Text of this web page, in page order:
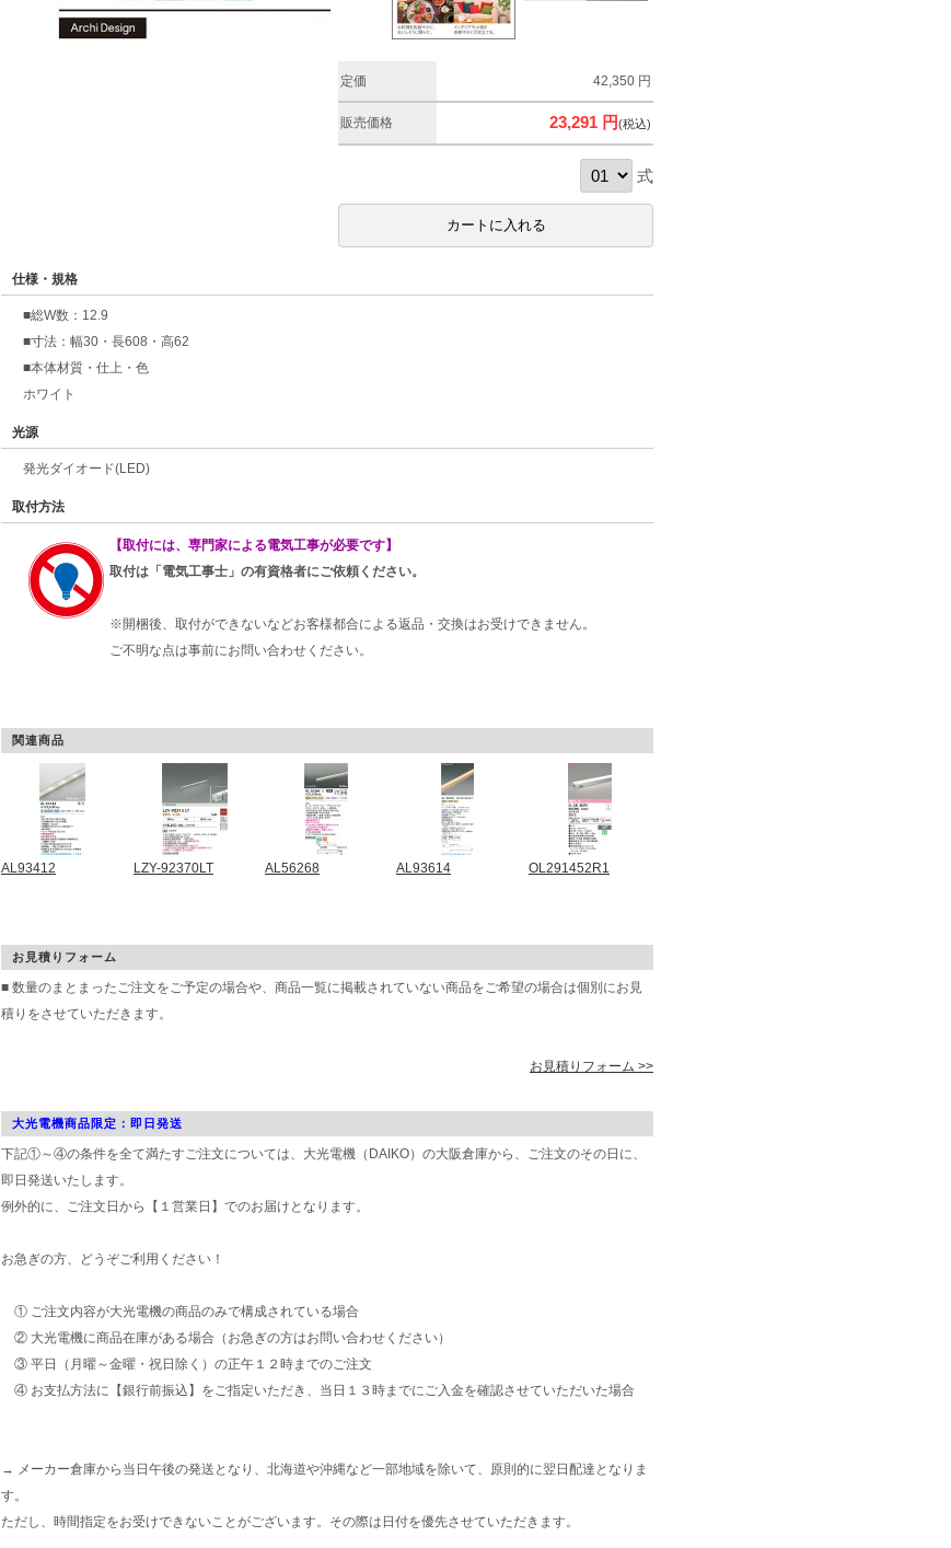
定価 42,350 円
販売価格 23,291 円(税込)
式
仕様・規格
■総W数：12.9
■寸法：幅30・長608・高62
■本体材質・仕上・色
ホワイト
光源
発光ダイオード(LED)
取付方法
【取付には、専門家による電気工事が必要です】
取付は「電気工事士」の有資格者にご依頼ください。
※開梱後、取付ができないなどお客様都合による返品・交換はお受けできません。
ご不明な点は事前にお問い合わせください。
関連商品
AL93412 LZY-92370LT AL56268 AL93614 OL291452R1
お見積りフォーム
■ 数量のまとまったご注文をご予定の場合や、商品一覧に掲載されていない商品をご希望の場合は個別にお見
積りをさせていただきます。
お見積りフォーム >>
大光電機商品限定：即日発送
下記①～④の条件を全て満たすご注文については、大光電機（DAIKO）の大阪倉庫から、ご注文のその日に、
即日発送いたします。
例外的に、ご注文日から【１営業日】でのお届けとなります。
お急ぎの方、どうぞご利用ください！
① ご注文内容が大光電機の商品のみで構成されている場合
② 大光電機に商品在庫がある場合（お急ぎの方はお問い合わせください）
③ 平日（月曜～金曜・祝日除く）の正午１２時までのご注文
④ お支払方法に【銀行前振込】をご指定いただき、当日１３時までにご入金を確認させていただいた場合
→ メーカー倉庫から当日午後の発送となり、北海道や沖縄など一部地域を除いて、原則的に翌日配達となりま
す。
ただし、時間指定をお受けできないことがございます。その際は日付を優先させていただきます。